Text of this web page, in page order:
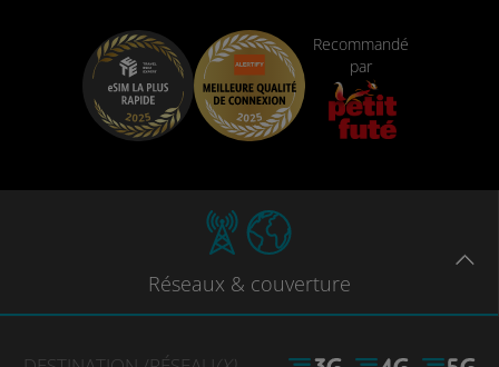
Recommandé
par
Réseaux & couverture